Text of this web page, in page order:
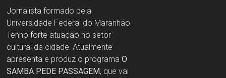
Jornalista formado pela
Universidade Federal do Maranhão.
Tenho forte atuação no setor
cultural da cidade. Atualmente
apresenta e produz o programa O
SAMBA PEDE PASSAGEM, que vai